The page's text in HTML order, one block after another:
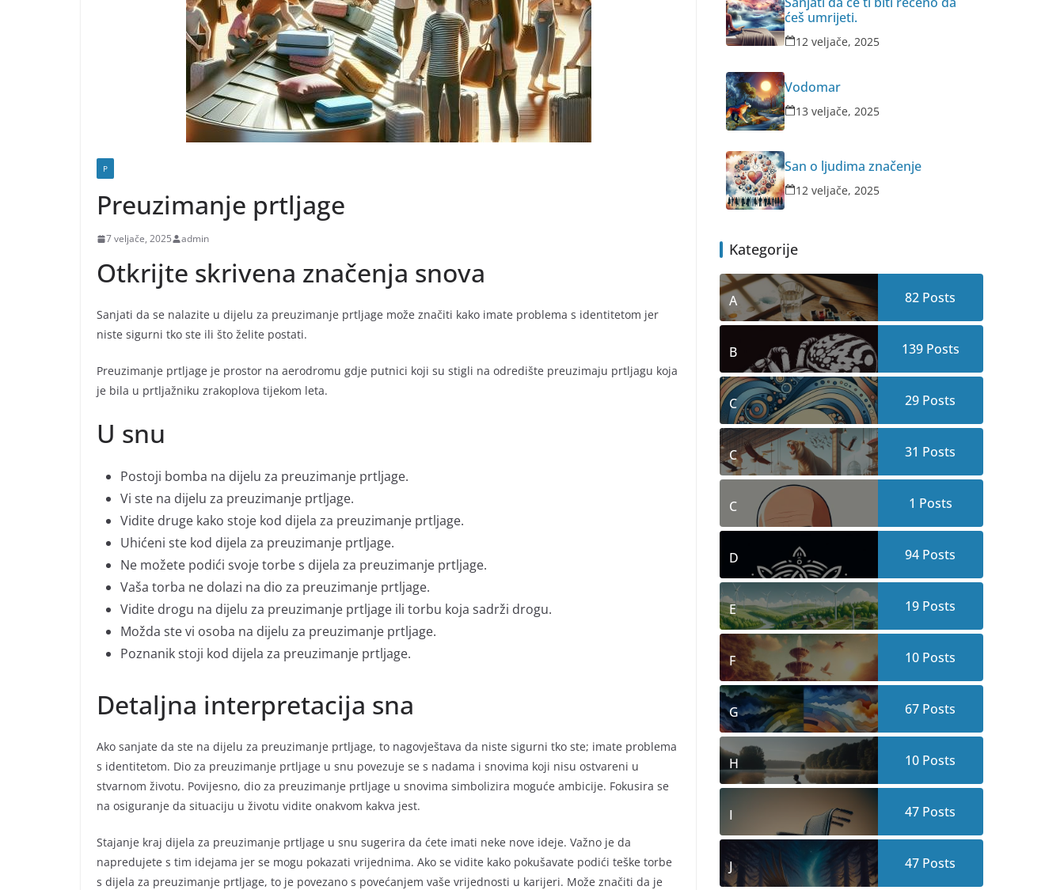
P
Preuzimanje prtljage
7 veljače, 2025 admin
Otkrijte skrivena značenja snova
Sanjati da se nalazite u dijelu za preuzimanje prtljage može značiti kako imate problema s identitetom jer
niste sigurni tko ste ili što želite postati.
Preuzimanje prtljage je prostor na aerodromu gdje putnici koji su stigli na odredište preuzimaju prtljagu koja
je bila u prtljažniku zrakoplova tijekom leta.
U snu
Postoji bomba na dijelu za preuzimanje prtljage.
Vi ste na dijelu za preuzimanje prtljage.
Vidite druge kako stoje kod dijela za preuzimanje prtljage.
Uhićeni ste kod dijela za preuzimanje prtljage.
Ne možete podići svoje torbe s dijela za preuzimanje prtljage.
Vaša torba ne dolazi na dio za preuzimanje prtljage.
Vidite drogu na dijelu za preuzimanje prtljage ili torbu koja sadrži drogu.
Možda ste vi osoba na dijelu za preuzimanje prtljage.
Poznanik stoji kod dijela za preuzimanje prtljage.
Detaljna interpretacija sna
Ako sanjate da ste na dijelu za preuzimanje prtljage, to nagovještava da niste sigurni tko ste; imate problema
s identitetom. Dio za preuzimanje prtljage u snu povezuje se s nadama i snovima koji nisu ostvareni u
stvarnom životu. Povijesno, dio za preuzimanje prtljage u snovima simbolizira moguće ambicije. Fokusira se
na osiguranje da situaciju u životu vidite onakvom kakva jest.
Stajanje kraj dijela za preuzimanje prtljage u snu sugerira da ćete imati neke nove ideje. Važno je da
napredujete s tim idejama jer se mogu pokazati vrijednima. Ako se vidite kako pokušavate podići teške torbe
s dijela za preuzimanje prtljage, to je povezano s povećanjem vaše vrijednosti u karijeri. Može značiti da je
ćeš umrijeti.
12 veljače, 2025
Vodomar
13 veljače, 2025
San o ljudima značenje
12 veljače, 2025
Kategorije
A 82 Posts
B 139Posts
C 29 Posts
C 31 Posts
C 1 Posts
D 94 Posts
E 19 Posts
F 10 Posts
G 67 Posts
H 10 Posts
I 47 Posts
J 47 Posts